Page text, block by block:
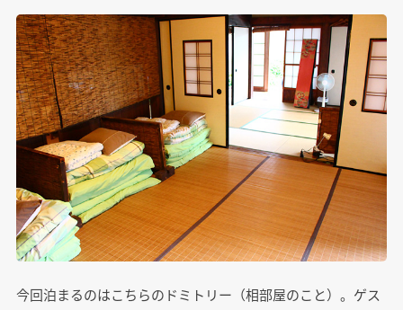
今回泊まるのはこちらのドミトリー（相部屋のこと）。ゲス